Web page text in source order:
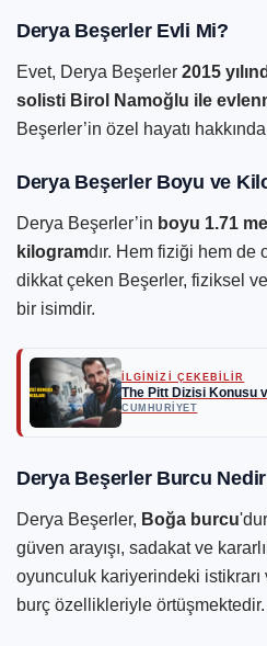
Derya Beşerler Evli Mi?
Evet, Derya Beşerler 2015
solisti Birol Namoğlu ile
Beşerler’in özel hayatı
Derya Beşerler Boyu ve
Derya Beşerler’in boyu 1.71
kilogramdır. Hem fiziği hem
dikkat çeken Beşerler, fiziksel
bir isimdir.
İLGİNİZİ ÇEKEBİLİR
The Pitt Dizisi Konusu
CUMHURIYET
Derya Beşerler Burcu
Derya Beşerler, Boğa burcu
güven arayışı, sadakat ve
oyunculuk kariyerindeki
burç özellikleriyle örtüşmektedir.